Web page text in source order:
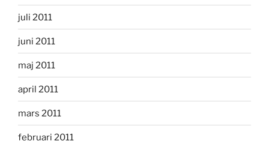
juli 2011
juni 2011
maj 2011
april 2011
mars 2011
februari 2011